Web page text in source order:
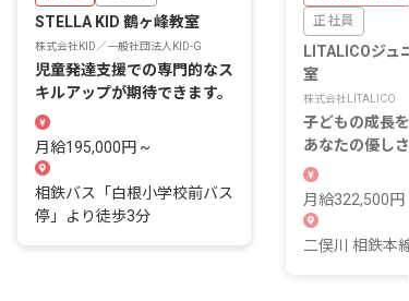
STELLA KID 鶴ヶ峰教室
株式会社KID／一般社団法人KID-G
児童発達支援での専門的なス
キルアップが期待できます。
月給195,000円 ~
相鉄バス「白根小学校前バス
停」より徒歩3分
正社員
LITALICOジュ
室
株式会社LITALICO
子どもの成長
あなたの優し
月給322,500
二俣川 相鉄本